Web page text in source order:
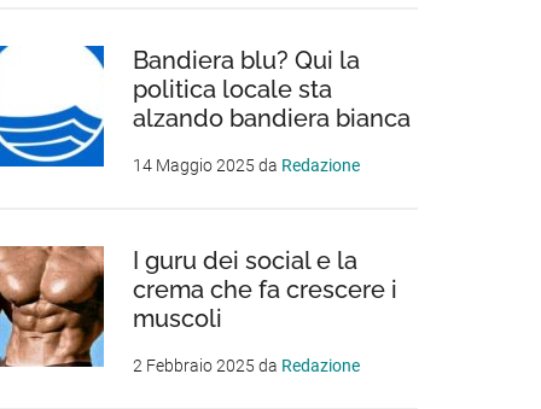
Bandiera blu? Qui la
politica locale sta
alzando bandiera bianca
14 Maggio 2025 da Redazione
I guru dei social e la
crema che fa crescere i
muscoli
2 Febbraio 2025 da Redazione